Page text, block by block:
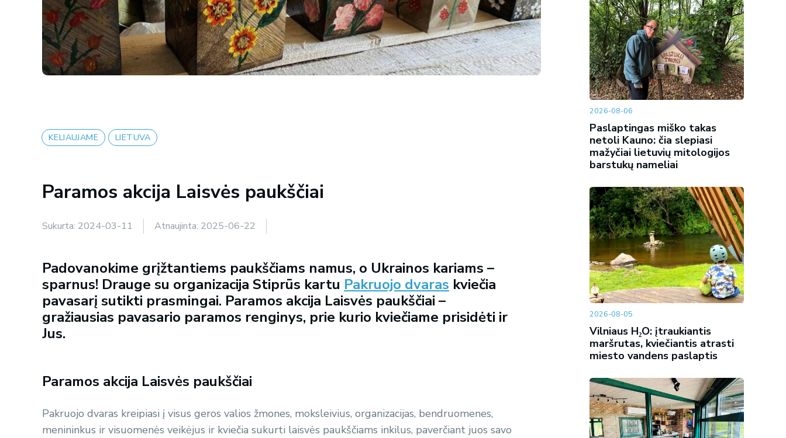
KELIAUJAME LIETUVA
Paramos akcija Laisvės paukščiai
Sukurta: 2024-03-11 Atnaujinta: 2025-06-22
Padovanokime grįžtantiems paukščiams namus, o Ukrainos kariams –
sparnus! Drauge su organizacija Stiprūs kartu Pakruojo dvaras kviečia
pavasarį sutikti prasmingai. Paramos akcija Laisvės paukščiai –
gražiausias pavasario paramos renginys, prie kurio kviečiame prisidėti ir
Jus.
Paramos akcija Laisvės paukščiai
Pakruojo dvaras kreipiasi į visus geros valios žmones, moksleivius, organizacijas, bendruomenes,
menininkus ir visuomenės veikėjus ir kviečia sukurti laisvės paukščiams inkilus, paverčiant juos savo
2026-08-06
Paslaptingas miško takas
netoli Kauno: čia slepiasi
mažyčiai lietuvių mitologijos
barstukų nameliai
2026-08-05
Vilniaus H₂O: įtraukiantis
maršrutas, kviečiantis atrasti
miesto vandens paslaptis